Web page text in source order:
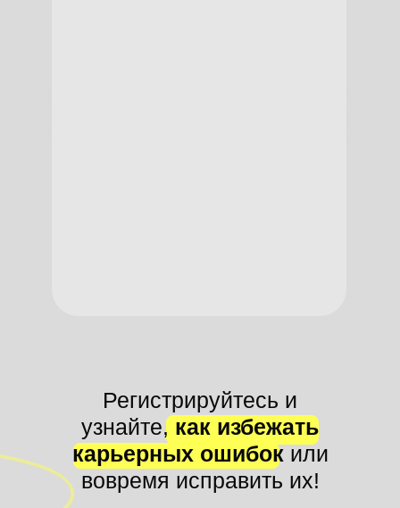
Регистрируйтесь и
узнайте, как избежать
карьерных ошибок или
вовремя исправить их!